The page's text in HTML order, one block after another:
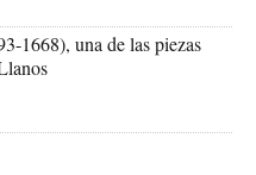
1668), una de las piezas